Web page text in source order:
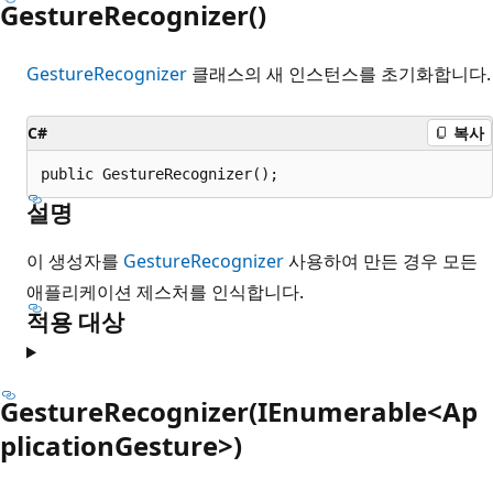
GestureRecognizer()
GestureRecognizer 클래스의 새 인스턴스를 초기화합니다.
C# 복사
public GestureRecognizer();
설명
이 생성자를 GestureRecognizer사용하여 만든 경우 모든
애플리케이션 제스처를 인식합니다.
적용 대상
GestureRecognizer(IEnumerable<Ap
plicationGesture>)